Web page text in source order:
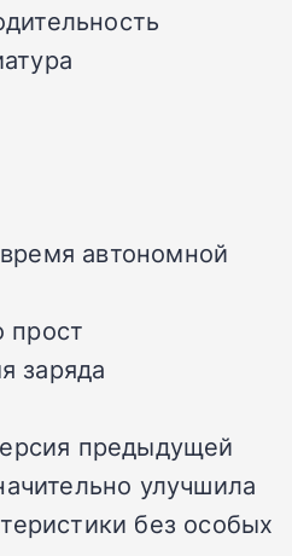
автономной
прост
заряда
предыдущей
улучшила
без особых